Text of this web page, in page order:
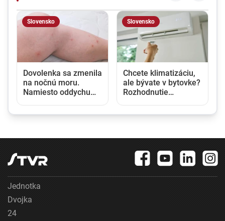
Slovensko
Dovolenka sa zmenila
na nočnú moru.
Namiesto oddychu
Slovensko
Chcete klimatizáciu,
ale bývate v bytovke?
Rozhodnutie
Jednotka
Dvojka
24